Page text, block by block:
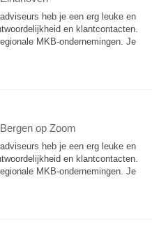
heb je een erg leuke en
en klantcontacten.
MKB-ondernemingen. Je
Bergen op Zoom
heb je een erg leuke en
en klantcontacten.
MKB-ondernemingen. Je